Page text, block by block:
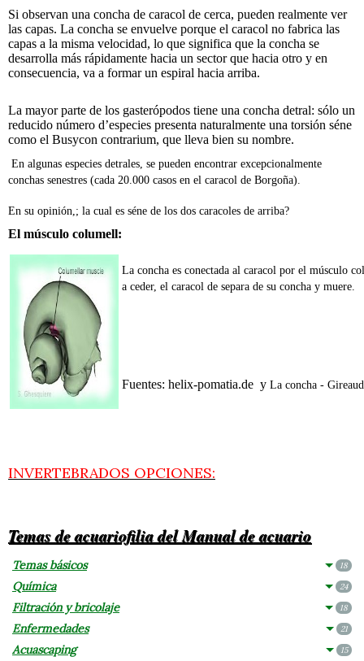
Si observan una concha de caracol de cerca, pueden realmente ver
las capas. La concha se envuelve porque el caracol no fabrica las
capas a la misma velocidad, lo que significa que la concha se
desarrolla más rápidamente hacia un sector que hacia otro y en
consecuencia, va a formar un espiral hacia arriba.
La mayor parte de los gasterópodos tiene una concha detral: sólo un
reducido número d’especies presenta naturalmente una torsión séne
como el Busycon contrarium, que lleva bien su nombre.
En algunas especies detrales, se pueden encontrar excepcionalmente
conchas senestres (cada 20.000 casos en el caracol de Borgoña).
En su opinión,; la cual es séne de los dos caracoles de arriba?
El músculo columell:
La concha es conectada al caracol por el músculo
a ceder, el caracol de separa de su concha y muere.
Fuentes: helix-pomatia.de y La concha - Gireaud
INVERTEBRADOS OPCIONES:
Temas de acuariofilia del Manual de acuario
Temas básicos 18
Química 24
Filtración y bricolaje 18
Enfermedades 21
Acuascaping 15